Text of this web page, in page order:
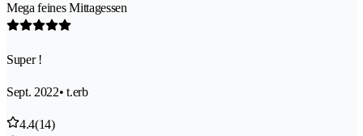
Mega feines Mittagessen
Super !
Sept. 2022• t.erb
4.4(14)